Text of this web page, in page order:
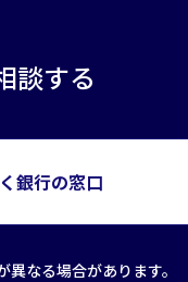
談する
銀行の窓口
異なる場合があります。